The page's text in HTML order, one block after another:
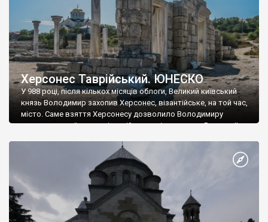
Херсонес Таврійський. ЮНЕСКО
У 988 році, після кількох місяців облоги, Великий київський
князь Володимир захопив Херсонес, візантійське, на той час,
місто. Саме взяття Херсонесу дозволило Володимиру
диктувати свої умови візантійському імператору Василю ІІ, та
Херсонесі Володимир-язичник, став Василем-християнином.
А потім було Хрещення Русі. На честь Херсонесу Таврійського